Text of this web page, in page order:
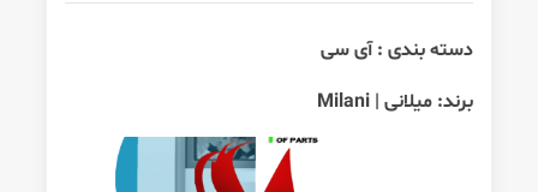
دسته بندی :آی سی
برند: میلانی | Milani